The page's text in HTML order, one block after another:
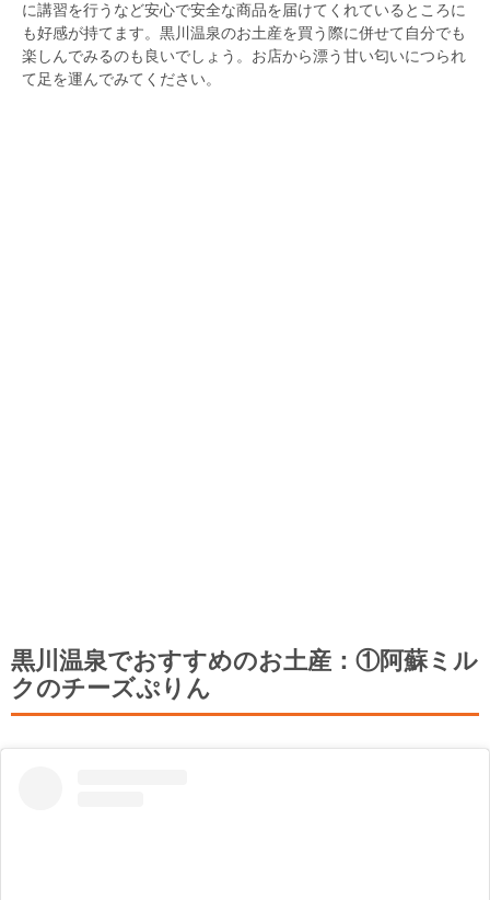
に講習を行うなど安心で安全な商品を届けてくれているところに
も好感が持てます。黒川温泉のお土産を買う際に併せて自分でも
楽しんでみるのも良いでしょう。お店から漂う甘い匂いにつられ
て足を運んでみてください。
黒川温泉でおすすめのお土産：①阿蘇ミル
クのチーズぷりん